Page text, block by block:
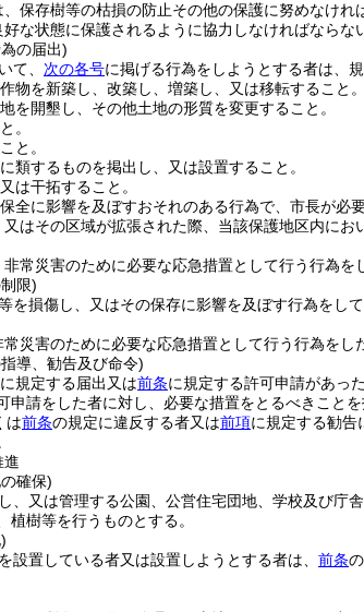
保存樹等の枯損の防止その他の保護に努めなけれ
な状態に保護されるように協力しなければならな
の届出)
て、 次の各号に掲げる行為をしようとする者は、
物を新築し、改築し、増築し、又は移転すること。
を開墾し、その他土地の形質を変更すること。
。
と。
類するものを掲出し、又は設置すること。
は干拓すること。
全に影響を及ぼすおそれのある行為で、市長が必
はその区域が拡張された際、当該保護地区内にお
常災害のために必要な応急措置として行う行為を
限)
を損傷し、又はその保存に影響を及ぼす行為をして
災害のために必要な応急措置として行う行為をし
導、勧告及び命令)
に規定する届出又は前条に規定する許可申請があっ
申請をした者に対し、必要な措置をとるべきこと
は前条の規定に違反する者又は前項に規定する勧告
進
確保)
、又は管理する公園、公営住宅団地、学校及び庁
植樹等を行うものとする。
設置している者又は設置しようとする者は、 前条